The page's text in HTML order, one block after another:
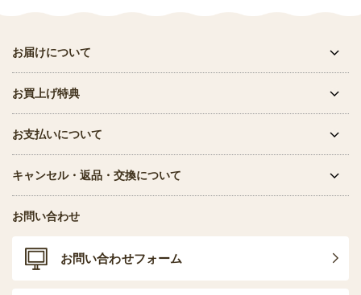
お届けについて
お買上げ特典
お支払いについて
キャンセル・返品・交換について
お問い合わせ
お問い合わせフォーム